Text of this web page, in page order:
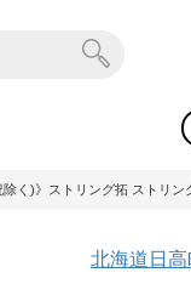
く)》ストリング拓 ストリ
北海道日高